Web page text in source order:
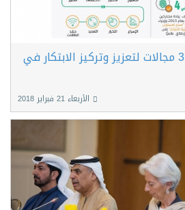
دراسة متخصصة تحدد 3 مجالات لتعزيز وتركيز الابتكار في
الأربعاء 21 فبراير 2018